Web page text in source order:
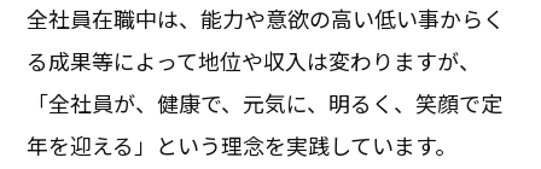
全社員在職中は、能力や意欲の高い低い事からく
る成果等によって地位や収入は変わりますが、
「全社員が、健康で、元気に、明るく、笑顔で定
年を迎える」という理念を実践しています。